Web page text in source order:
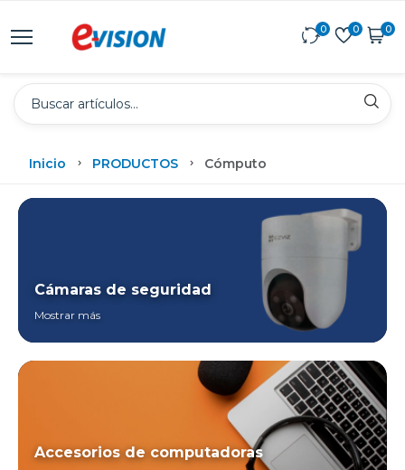
0 0 0
Inicio PRODUCTOS Cómputo
Cámaras de seguridad
Mostrar más
Accesorios de computadoras